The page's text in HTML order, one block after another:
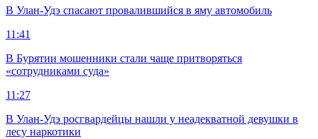
В Улан-Удэ спасают провалившийся в яму автомобиль
11:41
В Бурятии мошенники стали чаще притворяться
«сотрудниками суда»
11:27
В Улан-Удэ росгвардейцы нашли у неадекватной девушки в
лесу наркотики